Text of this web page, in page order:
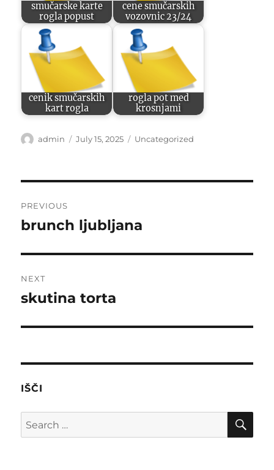
smučarske karte
rogla popust
cene smučarskih
vozovnic 23/24
cenik smučarskih
kart rogla
rogla pot med
krosnjami
Author
admin
Posted
July 15, 2025 Categories
Uncategorized
navigation
PREVIOUS
Previous
brunch ljubljana
NEXT
Next
skutina torta
IŠČI
Search
for: